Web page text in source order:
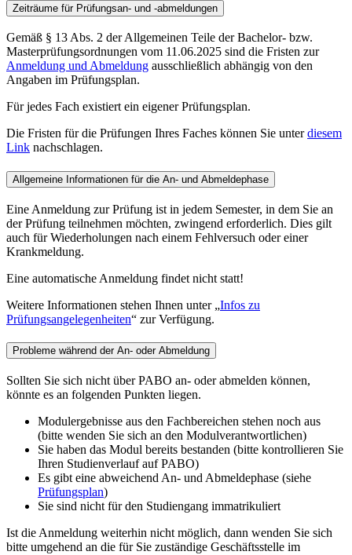
Zeiträume für Prüfungsan- und -abmeldungen
Gemäß § 13 Abs. 2 der Allgemeinen Teile der Bachelor- bzw.
Masterprüfungsordnungen vom 11.06.2025 sind die Fristen zur
Anmeldung und Abmeldung ausschließlich abhängig von den
Angaben im Prüfungsplan.
Für jedes Fach existiert ein eigener Prüfungsplan.
Die Fristen für die Prüfungen Ihres Faches können Sie unterdiesem
Link nachschlagen.
Allgemeine Informationen für die An- und Abmeldephase
Eine Anmeldung zur Prüfung ist in jedem Semester, in dem Sie an
der Prüfung teilnehmen möchten, zwingend erforderlich. Dies gilt
auch für Wiederholungen nach einem Fehlversuch oder einer
Krankmeldung.
Eine automatische Anmeldung findet nicht statt!
Weitere Informationen stehen Ihnen unter „Infos zu
Prüfungsangelegenheiten“ zur Verfügung.
Probleme während der An- oder Abmeldung
Sollten Sie sich nicht über PABO an- oder abmelden können,
könnte es an folgenden Punkten liegen.
Modulergebnisse aus den Fachbereichen stehen noch aus
(bitte wenden Sie sich an den Modulverantwortlichen)
Sie haben das Modul bereits bestanden (bitte kontrollieren Sie
Ihren Studienverlauf auf PABO)
Es gibt eine abweichend An- und Abmeldephase (siehe
Prüfungsplan)
Sie sind nicht für den Studiengang immatrikuliert
Ist die Anmeldung weiterhin nicht möglich, dann wenden Sie sich
bitte umgehend an die für Sie zuständige Geschäftsstelle im